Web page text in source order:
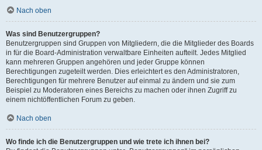
Nach oben
Was sind Benutzergruppen?
Benutzergruppen sind Gruppen von Mitgliedern, die die Mitglieder des Boards
in für die Board-Administration verwaltbare Einheiten aufteilt. Jedes Mitglied
kann mehreren Gruppen angehören und jeder Gruppe können
Berechtigungen zugeteilt werden. Dies erleichtert es den Administratoren,
Berechtigungen für mehrere Benutzer auf einmal zu ändern und sie zum
Beispiel zu Moderatoren eines Bereichs zu machen oder ihnen Zugriff zu
einem nichtöffentlichen Forum zu geben.
Nach oben
Wo finde ich die Benutzergruppen und wie trete ich ihnen bei?